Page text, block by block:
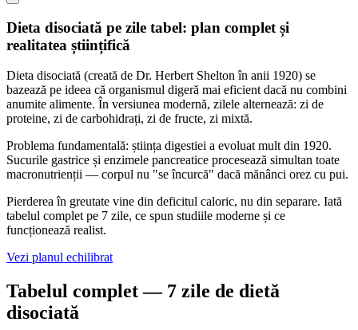
Dieta disociată pe zile tabel: plan complet și
realitatea științifică
Dieta disociată (creată de Dr. Herbert Shelton în anii 1920) se
bazează pe ideea că organismul digeră mai eficient dacă nu combini
anumite alimente. În versiunea modernă, zilele alternează: zi de
proteine, zi de carbohidrați, zi de fructe, zi mixtă.
Problema fundamentală: știința digestiei a evoluat mult din 1920.
Sucurile gastrice și enzimele pancreatice procesează simultan toate
macronutrienții — corpul nu "se încurcă" dacă mănânci orez cu pui.
Pierderea în greutate vine din deficitul caloric, nu din separare. Iată
tabelul complet pe 7 zile, ce spun studiile moderne și ce
funcționează realist.
Vezi planul echilibrat
Tabelul complet — 7 zile de dietă
disociată